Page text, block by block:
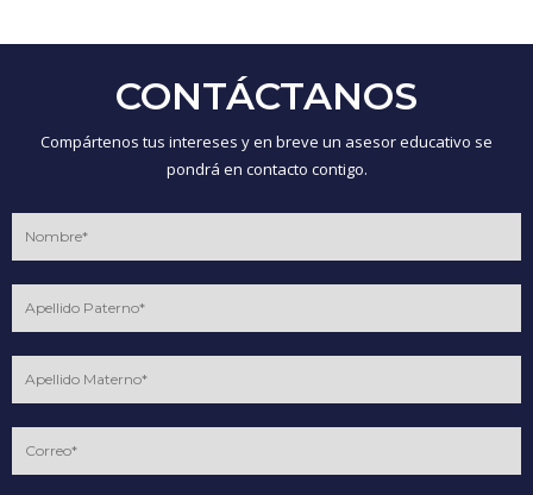
CONTÁCTANOS
Compártenos tus intereses y en breve un asesor educativo se
pondrá en contacto contigo.